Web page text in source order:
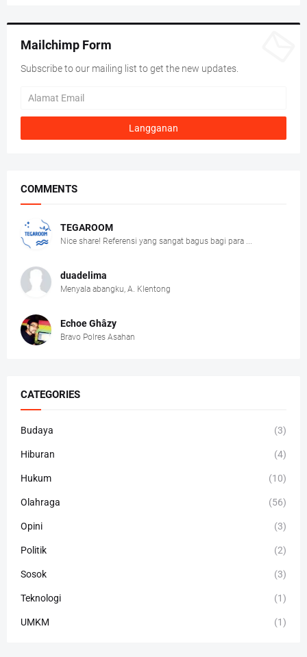
Mailchimp Form
Subscribe to our mailing list to get the new updates.
COMMENTS
TEGAROOM
Nice share! Referensi yang sangat bagus bagi para ...
duadelima
Menyala abangku, A. Klentong
Echoe Ghâzy
Bravo Polres Asahan
CATEGORIES
Budaya (3)
Hiburan (4)
Hukum (10)
Olahraga (56)
Opini (3)
Politik (2)
Sosok (3)
Teknologi (1)
UMKM (1)